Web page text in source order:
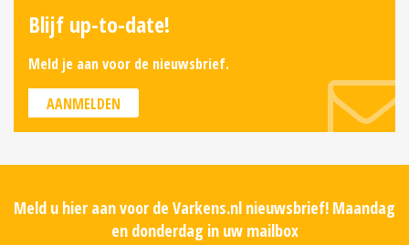
Blijf up-to-date!
Meld je aan voor de nieuwsbrief.
AANMELDEN
Meld u hier aan voor de Varkens.nl nieuwsbrief! Maandag
en donderdag in uw mailbox